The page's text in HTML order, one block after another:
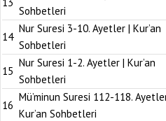
Sohbetleri
14
Nur Suresi 3-10. Ayetler | Kur’an
Sohbetleri
15
Nur Suresi 1-2. Ayetler | Kur’an
Sohbetleri
16
Mü’minun Suresi 112-118.
Kur’an Sohbetleri